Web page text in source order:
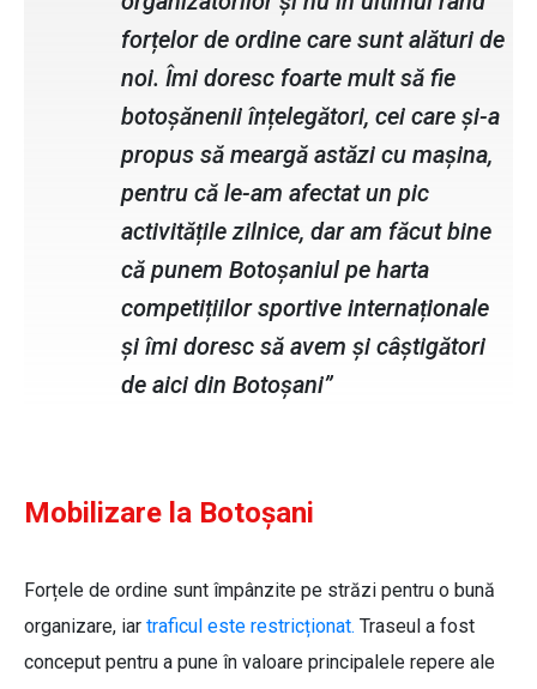
forțelor de ordine care sunt alături de
noi. Îmi doresc foarte mult să fie
botoșănenii înțelegători, cei care și-a
propus să meargă astăzi cu mașina,
pentru că le-am afectat un pic
activitățile zilnice, dar am făcut bine
că punem Botoșaniul pe harta
competițiilor sportive internaționale
și îmi doresc să avem și câștigători
de aici din Botoșani”
Mobilizare la Botoșani
Forțele de ordine sunt împânzite pe străzi pentru o bună
organizare, iar traficul este restricționat. Traseul a fost
conceput pentru a pune în valoare principalele repere ale